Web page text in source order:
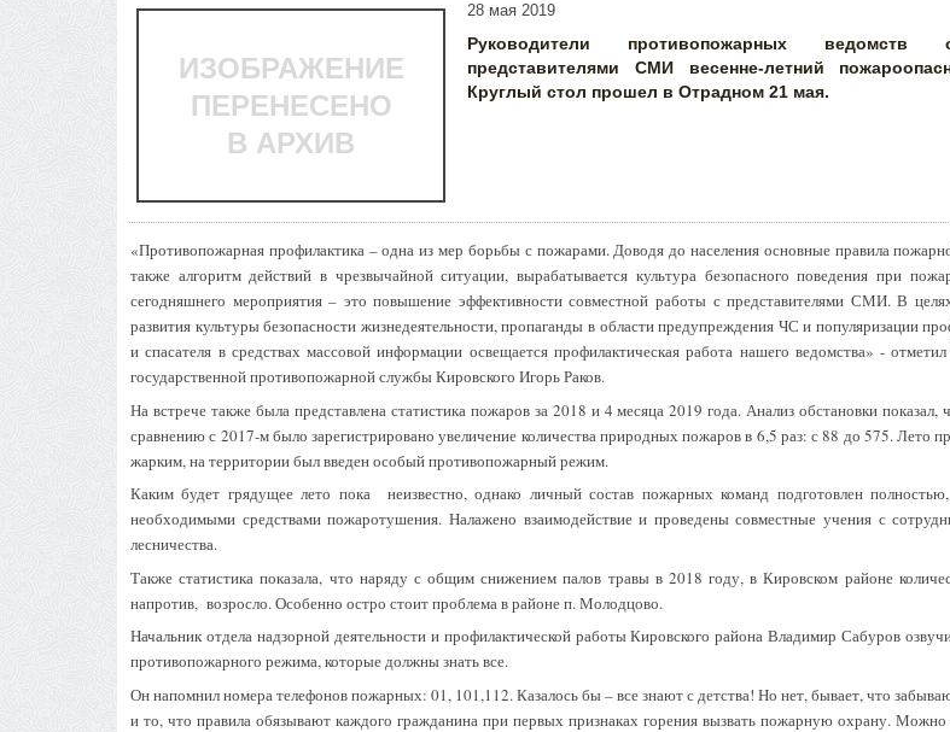
28 мая 2019
ИЗОБРАЖЕНИЕ
ПЕРЕНЕСЕНО
В АРХИВ
Руководители противопожарных
представителями СМИ весенне-летний
Круглый стол прошел в Отрадном 21 мая.
«Противопожарная профилактика – одна из мер борьбы с пожарами. Доводя до населения основные правила
также алгоритм действий в чрезвычайной ситуации, вырабатывается культура безопасного поведения при
сегодняшнего мероприятия – это повышение эффективности совместной работы с представителями СМИ. В
развития культуры безопасности жизнедеятельности, пропаганды в области предупреждения ЧС и популяризации
и спасателя в средствах массовой информации освещается профилактическая работа нашего ведомства» -
государственной противопожарной службы Кировского Игорь Раков.
На встрече также была представлена статистика пожаров за 2018 и 4 месяца 2019 года. Анализ обстановки показал,
сравнению с 2017-м было зарегистрировано увеличение количества природных пожаров в 6,5 раз: с 88 до 575. Лето
жарким, на территории был введен особый противопожарный режим.
Каким будет грядущее лето пока неизвестно, однако личный состав пожарных команд подготовлен
необходимыми средствами пожаротушения. Налажено взаимодействие и проведены совместные учения с
лесничества.
Также статистика показала, что наряду с общим снижением палов травы в 2018 году, в Кировском районе
напротив, возросло. Особенно остро стоит проблема в районе п. Молодцово.
Начальник отдела надзорной деятельности и профилактической работы Кировского района Владимир Сабуров
противопожарного режима, которые должны знать все.
Он напомнил номера телефонов пожарных: 01, 101,112. Казалось бы – все знают с детства! Но нет, бывает, что
и то, что правила обязывают каждого гражданина при первых признаках горения вызвать пожарную охрану.